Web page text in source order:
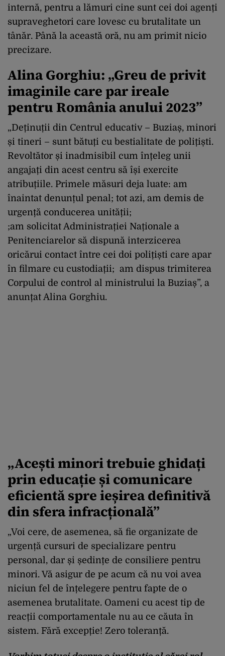
internă, pentru a lămuri cine sunt cei doi agenți
supraveghetori care lovesc cu brutalitate un
tânăr. Până la această oră, nu am primit nicio
precizare.
Alina Gorghiu: „Greu de privit
imaginile care par ireale
pentru România anului 2023”
„Deținuții din Centrul educativ – Buziaș, minori
și tineri – sunt bătuți cu bestialitate de polițiști.
Revoltător și inadmisibil cum înțeleg unii
angajați din acest centru să își exercite
atribuțiile. Primele măsuri deja luate: am
înaintat denunțul penal; tot azi, am demis de
urgență conducerea unității;
;am solicitat Administrației Naționale a
Penitenciarelor să dispună interzicerea
oricărui contact între cei doi polițiști care apar
în filmare cu custodiații; am dispus trimiterea
Corpului de control al ministrului la Buziaș”, a
anunțat Alina Gorghiu.
„Acești minori trebuie ghidați
prin educație și comunicare
eficientă spre ieșirea definitivă
din sfera infracțională”
„Voi cere, de asemenea, să fie organizate de
urgență cursuri de specializare pentru
personal, dar și ședințe de consiliere pentru
minori. Vă asigur de pe acum că nu voi avea
niciun fel de înțelegere pentru fapte de o
asemenea brutalitate. Oameni cu acest tip de
reacții comportamentale nu au ce căuta în
sistem. Fără excepție! Zero toleranță.